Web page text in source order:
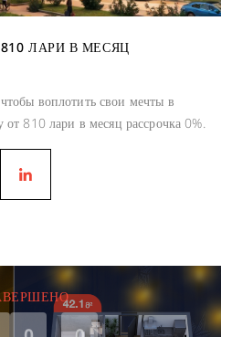
ЛАРИ В МЕСЯЦ
воплотить свои мечты в
от 810 лари в месяц рассрочка 0%.